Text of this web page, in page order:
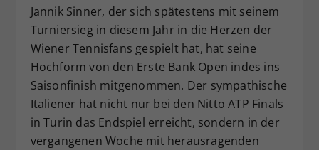
Jannik Sinner, der sich spätestens mit seinem
Turniersieg in diesem Jahr in die Herzen der
Wiener Tennisfans gespielt hat, hat seine
Hochform von den Erste Bank Open indes ins
Saisonfinish mitgenommen. Der sympathische
Italiener hat nicht nur bei den Nitto ATP Finals
in Turin das Endspiel erreicht, sondern in der
vergangenen Woche mit herausragenden